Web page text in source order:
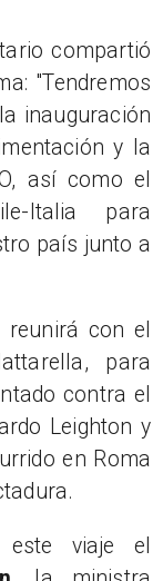
compartió
"Tendremos
inauguración
y la
así como el
Italia para
país junto a
reunirá con el
para
contra el
Leighton y
en Roma
este viaje el